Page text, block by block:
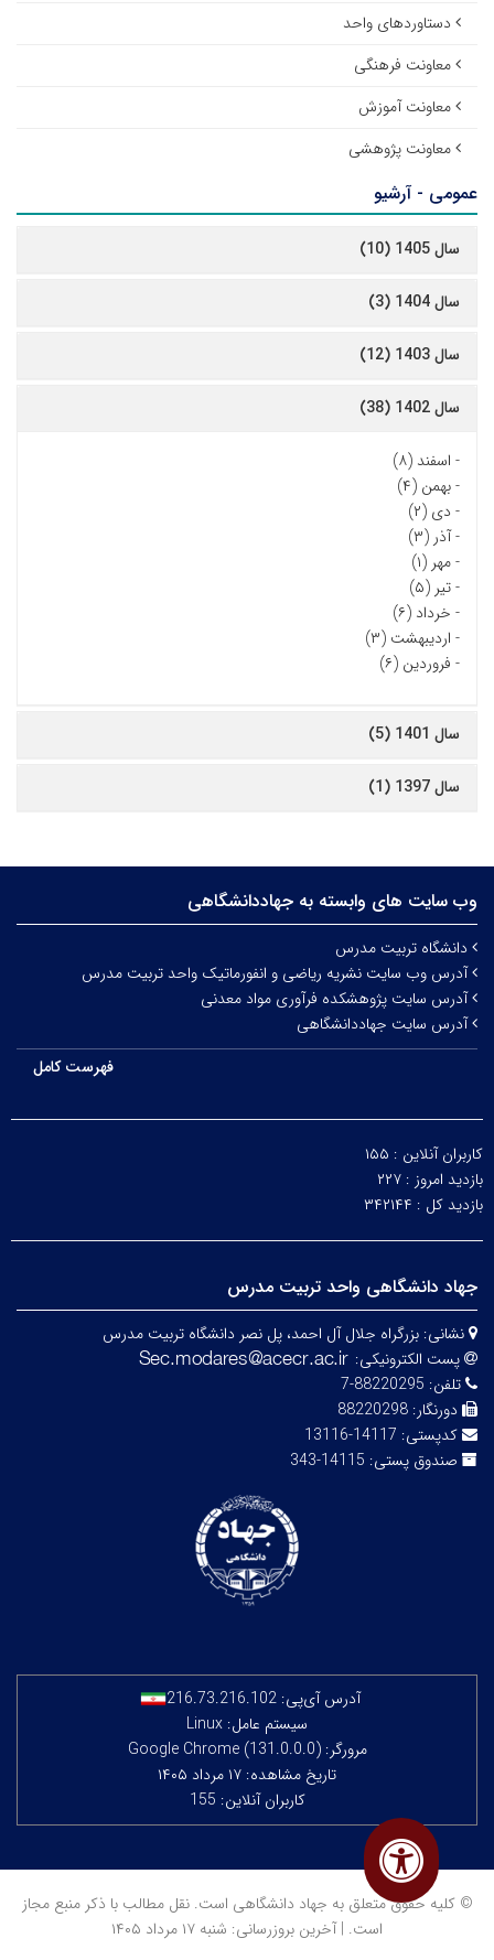
دستاوردهای واحد
معاونت فرهنگی
معاونت آموزش
معاونت پژوهشی
عمومی - آرشیو
سال 1405 (10)
سال 1404 (3)
سال 1403 (12)
سال 1402 (38)
- اسفند (۸)
-بهمن (۴)
- دی (۲)
-آذر (۳)
-مهر (۱)
-تیر (۵)
- خرداد (۶)
- اردیبهشت (۳)
- فروردین (۶)
سال 1401 (5)
سال 1397 (1)
وب سایت های وابسته به جهاددانشگاهی
دانشگاه تربیت مدرس
آدرس وب سایت نشریه ریاضی و انفورماتیک واحد تربیت مدرس
آدرس سایت پژوهشکده فرآوری مواد معدنی
آدرس سایت جهاددانشگاهی
فهرست کامل
کاربران آنلاین : ۱۵۵
بازدید امروز : ۲۲۷
بازدید کل : ۳۴۲۱۴۴
جهاد دانشگاهی واحد تربیت مدرس
نشانی: بزرگراه جلال آل احمد، پل نصر دانشگاه تربیت مدرس
پست الکترونیکی:
تلفن: 88220295-7
دورنگار: 88220298
کدپستی: 14117-13116
صندوق پستی: 14115-343
آدرس آی‌پی: 216.73.216.102
سیستم عامل: Linux
مرورگر: Google Chrome (131.0.0.0)
تاریخ مشاهده: ۱۷ مرداد ۱۴۰۵
کاربران آنلاین: 155
© کلیه حقوق متعلق به جهاد دانشگاهی است. نقل مطالب با ذکر منبع مجاز
است. | آخرین بروزرسانی: شنبه ۱۷ مرداد ۱۴۰۵